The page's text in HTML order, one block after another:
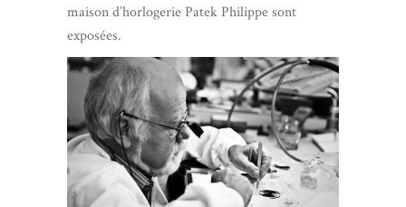
maison d’horlogerie Patek Philippe sont
exposées.